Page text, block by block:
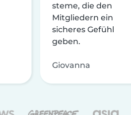
steme, die den
Mitgliedern ein
sicheres Gefühl
geben.
Giovanna